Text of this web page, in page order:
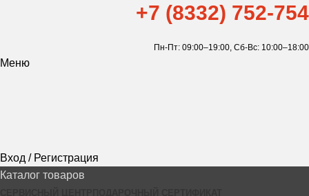
+7 (8332) 752-754
Пн-Пт: 09:00–19:00, Сб-Вс: 10:00–18:00
Меню
Вход / Регистрация
Каталог товаров